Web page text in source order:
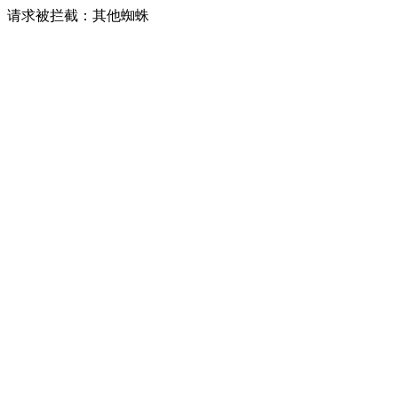
请求被拦截：其他蜘蛛